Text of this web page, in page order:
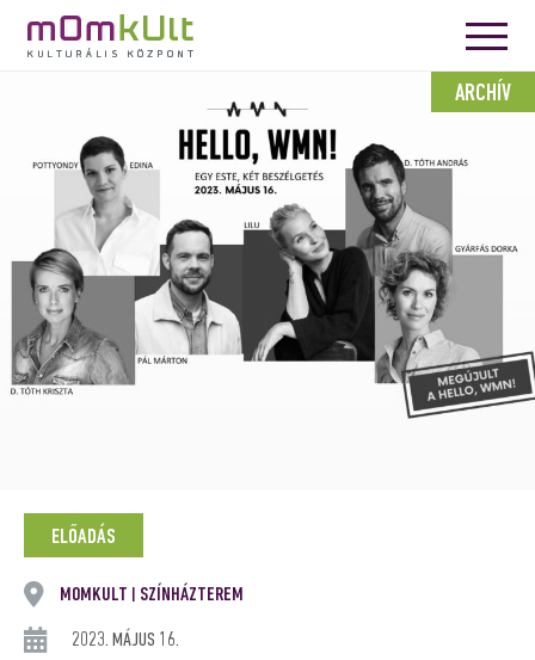
ARCHÍV
ELŐADÁS
MOMKULT SZÍNHÁZTEREM
2023. MÁJUS 16.